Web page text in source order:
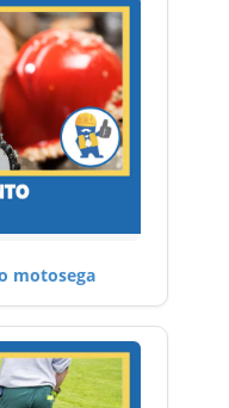
motosega